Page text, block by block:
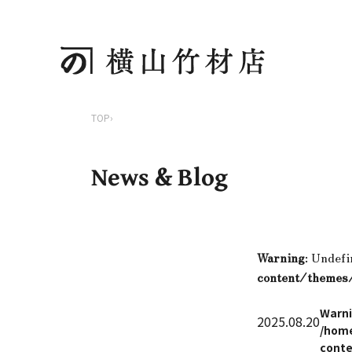
TOP›
News & Blog
Warning:
content/
2025.08.20/